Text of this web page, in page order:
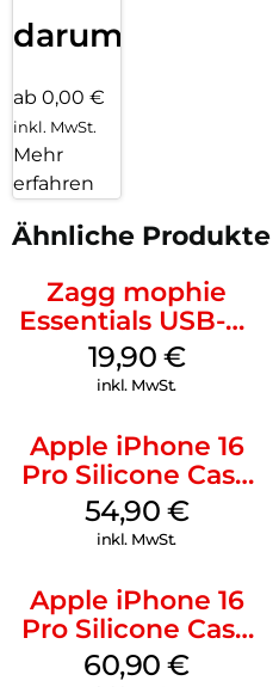
darum!
ab 0,00 €
inkl. MwSt.
Mehr
erfahren
Ähnliche Produkte
Zagg mophie
Essentials USB-C-
20W Charger PD
Weiß
19,90 €
inkl. MwSt.
Apple iPhone 16
Pro Silicone Case
MagSafe Black
54,90 €
inkl. MwSt.
Apple iPhone 16
Pro Silicone Case
MagSafe Stone
60,90€